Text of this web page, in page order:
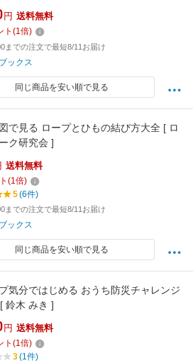
円 送料無料
ト (1倍)
までの注文で最短8/11お届け
ックス
同じ商品を安い順で見る
で見る ロープとひもの結び方大全 [ ロ
ク研究会 ]
送料無料
(1倍)
5(6件)
までの注文で最短8/11お届け
ックス
同じ商品を安い順で見る
気分ではじめる おうち防災チャレンジ
鈴木 みき ]
円 送料無料
ト (1倍)
3(1件)